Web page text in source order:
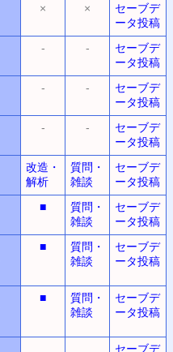
× ×
セーブデ
ータ投稿
- -
セーブデ
ータ投稿
- -
セーブデ
ータ投稿
- -
セーブデ
ータ投稿
改造・
解析
質問・
雑談
セーブデ
ータ投稿
■
質問・
雑談
セーブデ
ータ投稿
■
質問・
雑談
セーブデ
ータ投稿
■
質問・
雑談
セーブデ
ータ投稿
セーブデ